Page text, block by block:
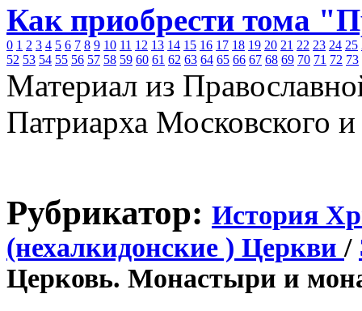
Как приобрести тома
0 1 2 3 4 5 6 7 8 9 10 11 12 13 14 15 16 17 18 19 20 21 22 23 24 25
52 53 54 55 56 57 58 59 60 61 62 63 64 65 66 67 68 69 70 71 72 73
Материал из
Патриарха Московского
Рубрикатор: История
(нехалкидонские ) Церкви /
Церковь. Монастыри и